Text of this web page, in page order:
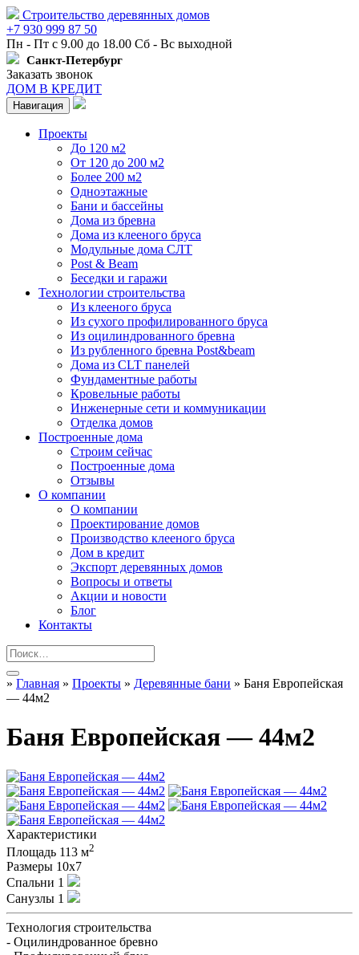
Строительство деревянных домов
+7 930 999 87 50
Пн - Пт с 9.00 до 18.00 Сб - Вс выходной
Санкт-Петербург
Заказать звонок
ДОМ В КРЕДИТ
Навигация
Проекты
До 120 м2
От 120 до 200 м2
Более 200 м2
Одноэтажные
Бани и бассейны
Дома из бревна
Дома из клееного бруса
Модульные дома СЛТ
Post & Beam
Беседки и гаражи
Технологии строительства
Из клееного бруса
Из сухого профилированного бруса
Из оцилиндрованного бревна
Из рубленного бревна Post&beam
Дома из CLT панелей
Фундаментные работы
Кровельные работы
Инженерные сети и коммуникации
Отделка домов
Построенные дома
Строим сейчас
Построенные дома
Отзывы
О компании
О компании
Проектирование домов
Производство клееного бруса
Дом в кредит
Экспорт деревянных домов
Вопросы и ответы
Акции и новости
Блог
Контакты
» Главная » Проекты » Деревянные бани » Баня Европейская
— 44м2
Баня Европейская — 44м2
Характеристики
Площадь 113 м2
Размеры 10х7
Спальни 1
Санузлы 1
Технология строительства
- Оцилиндрованное бревно